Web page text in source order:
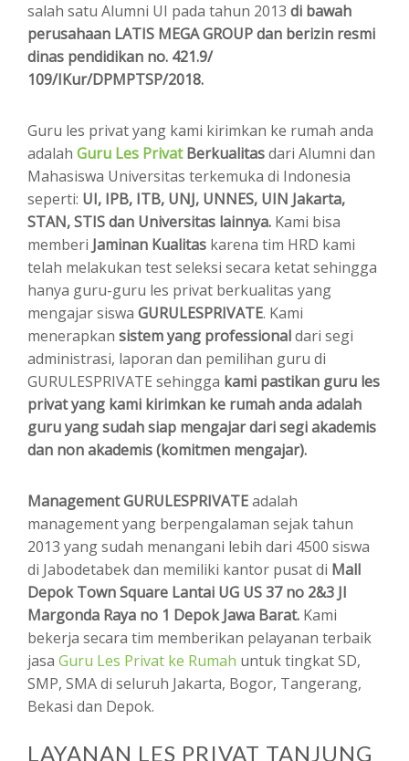
salah satu Alumni UI pada tahun 2013 di bawah
perusahaan LATIS MEGA GROUP dan berizin resmi
dinas pendidikan no. 421.9/
109/IKur/DPMPTSP/2018.
Guru les privat yang kami kirimkan ke rumah anda
adalah Guru Les PrivatBerkualitasdari Alumni dan
Mahasiswa Universitas terkemuka di Indonesia
seperti: UI, IPB, ITB, UNJ, UNNES, UIN Jakarta,
STAN, STIS dan Universitas lainnya. Kami bisa
memberi Jaminan Kualitas karena tim HRD kami
telah melakukan test seleksi secara ketat sehingga
hanya guru-guru les privat berkualitas yang
mengajar siswa GURULESPRIVATE. Kami
menerapkan sistem yang professionaldari segi
administrasi, laporan dan pemilihan guru di
GURULESPRIVATE sehingga kami pastikan guru les
privat yang kami kirimkan ke rumah anda adalah
guru yang sudah siap mengajar dari segi akademis
dan non akademis (komitmen mengajar).
Management GURULESPRIVATEadalah
management yang berpengalaman sejak tahun
2013 yang sudah menangani lebih dari 4500 siswa
di Jabodetabek dan memiliki kantor pusat di Mall
Depok Town Square Lantai UG US 37 no 2&3 Jl
Margonda Raya no 1 Depok Jawa Barat. Kami
bekerja secara tim memberikan pelayanan terbaik
jasa Guru Les Privat ke Rumah untuk tingkat SD,
SMP, SMA di seluruh Jakarta, Bogor, Tangerang,
Bekasi dan Depok.
LAYANAN LES PRIVAT TANJUNG